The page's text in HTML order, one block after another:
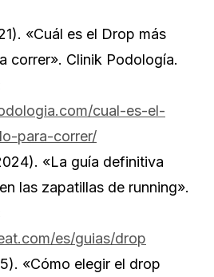
«Cuál es el Drop más
correr». Clinik Podología.
cual-es-el-
para-correr/
«La guía definitiva
las zapatillas de running».
es/guias/drop
«Cómo elegir el drop